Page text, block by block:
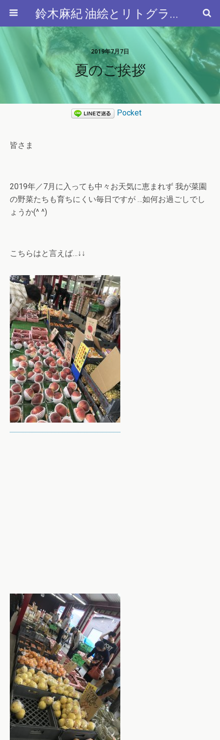
鈴木麻紀 油絵とリトグラフと…
2019年7月7日
夏のご挨拶
Pocket
皆さま
2019年／7月に入っても中々お天気に恵まれず 我が菜園
の野菜たちも育ちにくい毎日ですが …如何お過ごしでし
ょうか(^ ^)
こちらはと言えば…↓↓